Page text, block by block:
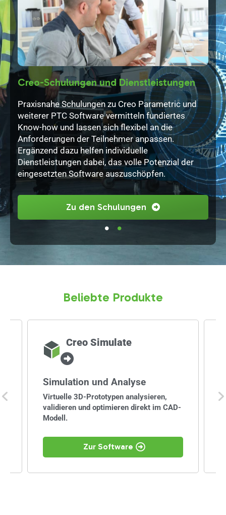
Creo-Schulungen und Dienstleistungen
Praxisnahe Schulungen zu Creo Parametric und
weiterer PTC Software vermitteln fundiertes
Know-how und lassen sich flexibel an die
Anforderungen der Teilnehmer anpassen.
Ergänzend dazu helfen individuelle
Dienstleistungen dabei, das volle Potenzial der
eingesetzten Software auszuschöpfen.
Zu den Schulungen
Mit
für
Beliebte Produkte
Creo Simulate
Simulation und Analyse
Virtuelle 3D-Prototypen analysieren,
validieren und optimieren direkt im CAD-
Modell.
Zur Software